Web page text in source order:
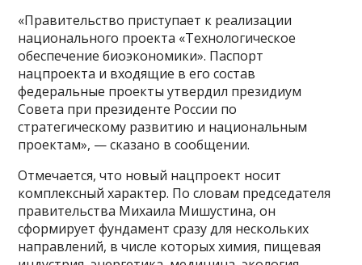
«Правительство приступает к реализации
национального проекта «Технологическое
обеспечение биоэкономики». Паспорт
нацпроекта и входящие в его состав
федеральные проекты утвердил президиум
Совета при президенте России по
стратегическому развитию и национальным
проектам», — сказано в сообщении.
Отмечается, что новый нацпроект носит
комплексный характер. По словам председателя
правительства Михаила Мишустина, он
сформирует фундамент сразу для нескольких
направлений, в числе которых химия, пищевая